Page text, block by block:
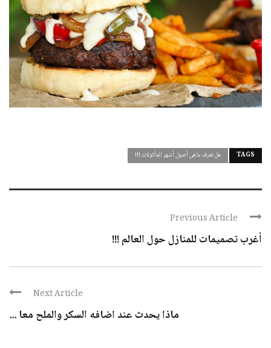
TAGS هل تعرف ماهى أصول أشهر المأكولات !!!
Previous Article
أغرب تصميمات للمنازل حول العالم !!!
Next Article
ماذا يحدث عند اضافه السكر والملح معا ...